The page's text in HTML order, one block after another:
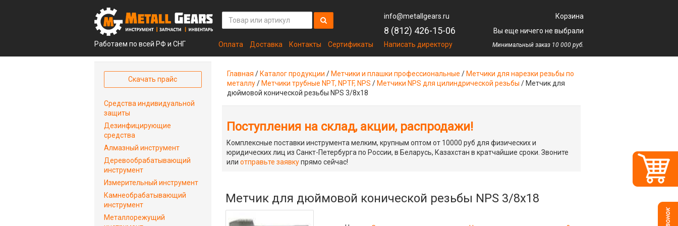
Работаем по всей РФ и СНГ Оплата Доставка Контакты Сертификаты
info@metallgears.ru
8 (812) 426-15-06
Написать директору
Корзина
Вы еще ничего не выбрали
Минимальный заказ 10 000 руб.
Главная / Каталог продукции / Метчики и плашки профессиональные / Метчики для нарезки резьбы по
металлу/ Метчики трубные NPT, NPTF, NPS / Метчики NPS для цилиндрической резьбы / Метчик для
дюймовой конической резьбы NPS 3/8x18
Поступления на склад, акции, распродажи!
Комплексные поставки инструмента мелким, крупным оптом от 10000 руб для физических и
юридических лиц из Санкт-Петербурга по России, в Беларусь, Казахстан в кратчайшие сроки. Звоните
или отправьте заявкупрямо сейчас!
Метчик для дюймовой конической резьбы NPS 3/8x18
Скачать прайс
Средства индивидуальной
защиты
Дезинфицирующие
средства
Алмазный инструмент
Деревообрабатывающий
инструмент
Измерительный инструмент
Камнеобрабатывающий
инструмент
Металлорежущий